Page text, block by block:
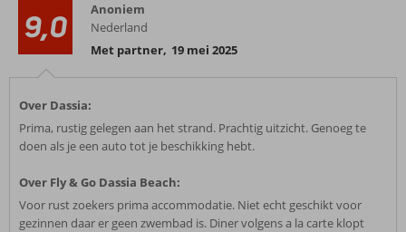
9,0
Anoniem
Nederland
Met partner, 19 mei 2025
Over Dassia:
Prima, rustig gelegen aan het strand. Prachtig uitzicht. Genoeg te
doen als je een auto tot je beschikking hebt.
Over Fly & Go Dassia Beach:
Voor rust zoekers prima accommodatie. Niet echt geschikt voor
gezinnen daar er geen zwembad is. Diner volgens a la carte klopt